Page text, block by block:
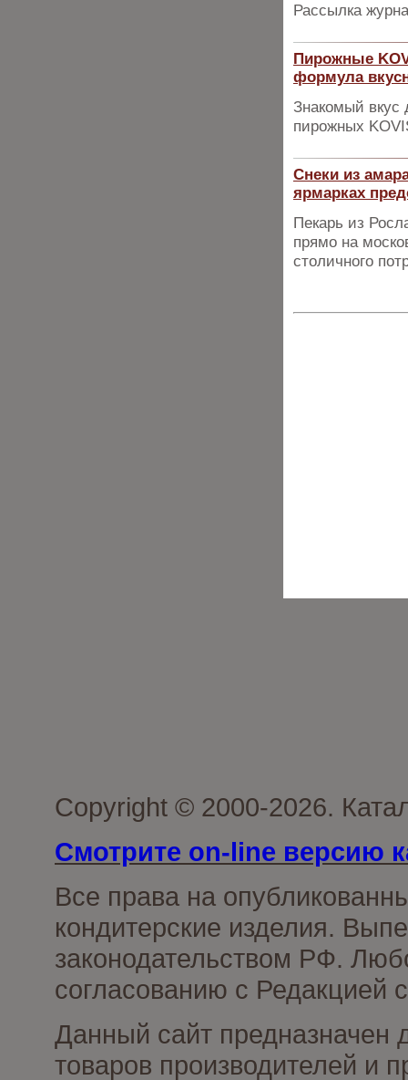
Рассылка
Пирожные
формула
Знакомый вкус
пирожных
Снеки из
ярмарках
Пекарь из
прямо на
столичного
Copyright © 2000-2026.
Смотрите on-line версию
Все права на
кондитерские изделия.
законодательством РФ.
согласованию с Редакцией
Данный сайт предназначен
товаров производителей и